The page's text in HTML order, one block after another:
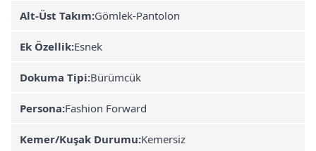
Alt-Üst Takım:Gömlek-Pantolon
Ek Özellik:Esnek
Dokuma Tipi:Bürümcük
Persona:Fashion Forward
Kemer/Kuşak Durumu:Kemersiz